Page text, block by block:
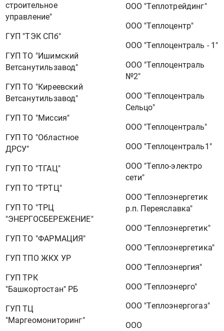
строительное
управление"
ГУП "ТЭК СПб"
ГУП ТО "Ишимский
Ветсанутильзавод"
ГУП ТО "Киреевский
Ветсанутильзавод"
ГУП ТО "Миссия"
ГУП ТО "Областное
ДРСУ"
ГУП ТО "ТГАЦ"
ГУП ТО "ТРТЦ"
ГУП ТО "ТРЦ
"ЭНЕРГОСБЕРЕЖЕНИЕ"
ГУП ТО "ФАРМАЦИЯ"
ГУП ТПО ЖКХ УР
ГУП ТРК
"Башкортостан" РБ
ГУП ТЦ
"Маргеомониторинг"
ООО "Теплотрейдинг"
ООО "Теплоцентр"
ООО "Теплоцентраль - 1"
ООО "Теплоцентраль
№2"
ООО "Теплоцентраль
Сельцо"
ООО "Теплоцентраль"
ООО "Теплоцентраль1"
ООО "Тепло-электро
сети"
ООО "Теплоэнергетик
р.п. Переяславка"
ООО "Теплоэнергетик"
ООО "Теплоэнергетика"
ООО "Теплоэнергия"
ООО "Теплоэнерго"
ООО "Теплоэнергогаз"
ООО